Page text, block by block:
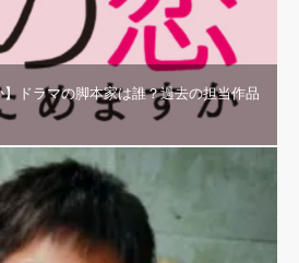
】ドラマの脚本家は誰？過去の担当作品